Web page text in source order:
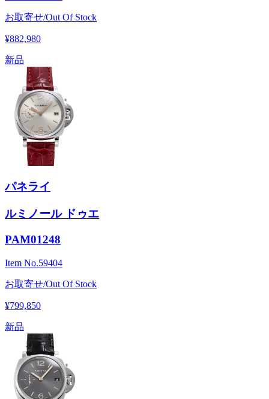
お取寄せ/Out Of Stock
¥882,980
新品
パネライ
ルミノール ドゥエ
PAM01248
Item No.59404
お取寄せ/Out Of Stock
¥799,850
新品